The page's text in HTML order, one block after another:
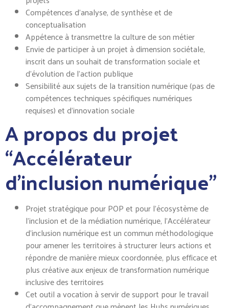
Compétences d’analyse, de synthèse et de
conceptualisation
Appétence à transmettre la culture de son métier
Envie de participer à un projet à dimension sociétale,
inscrit dans un souhait de transformation sociale et
d’évolution de l’action publique
Sensibilité aux sujets de la transition numérique (pas de
compétences techniques spécifiques numériques
requises) et d’innovation sociale
A propos du projet
“Accélérateur
d’inclusion numérique”
Projet stratégique pour POP et pour l’écosystème de
l’inclusion et de la médiation numérique, l’Accélérateur
d’inclusion numérique est un commun méthodologique
pour amener les territoires à structurer leurs actions et
répondre de manière mieux coordonnée, plus efficace et
plus créative aux enjeux de transformation numérique
inclusive des territoires
Cet outil a vocation à servir de support pour le travail